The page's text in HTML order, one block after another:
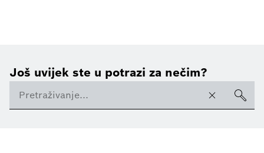
Još uvijek ste u potrazi za nečim?